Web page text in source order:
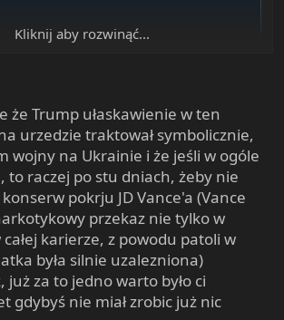
status/1881925029497377104?t=d_j5tUxK0wFAAd-
Kliknij aby rozwinąć...
że Trump ułaskawienie w ten
urzedzie traktował symbolicznie,
wojny na Ukrainie i że jeśli w ogóle
to raczej po stu dniach, żeby nie
pokrju JD Vance'a (Vance
przekaz nie tylko w
karierze, z powodu patoli w
była silnie uzalezniona)
już za to jedno warto było ci
gdybyś nie miał zrobic już nic